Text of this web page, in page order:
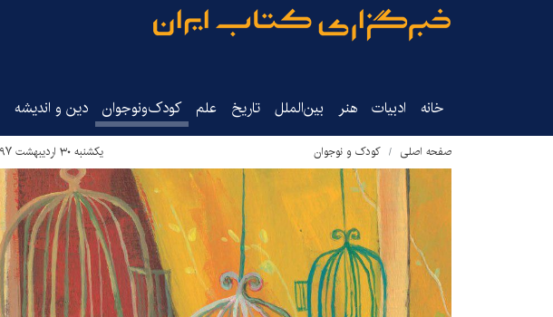
خانه ادبیات هنر بین‌الملل تاریخ‌ علم کودک‌ونوجوان دین و اندیشه
صفحه اصلی کودک و نوجوان یکشنبه ۳۰ اردیبهشت ۱۳۹۷ - ۱۶:۰۳